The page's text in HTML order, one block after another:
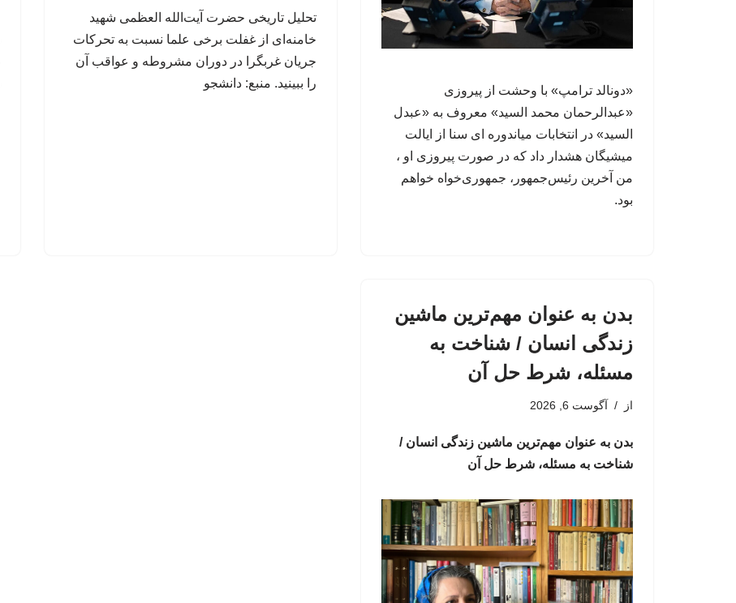
«دونالد ترامپ» با وحشت از پیروزی
«عبدالرحمان محمد السید» معروف به «عبدل
السید» در انتخابات میاندوره ای سنا از ایالت
میشیگان هشدار داد که در صورت پیروزی او ،
من آخرین رئیس‌جمهور، جمهوری‌‍‌خواه خواهم
بود.
تحلیل تاریخی حضرت آیت‌الله العظمی شهید
خامنه‌ای از غفلت برخی علما نسبت به تحرکات
جریان غربگرا در دوران مشروطه و عواقب آن
را ببینید. منبع: دانشجو
بدن به عنوان مهم‌ترین ماشین
زندگی انسان / شناخت به
مسئله، شرط حل آن
از آگوست 6, 2026
بدن به عنوان مهم‌ترین ماشین زندگی انسان /
شناخت به مسئله، شرط حل آن